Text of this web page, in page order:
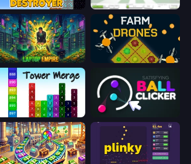
Block Wall Destroyer Idle Dice
Laptop Empire Farm Drones
Tower Merge Satisfying Ball Clicker